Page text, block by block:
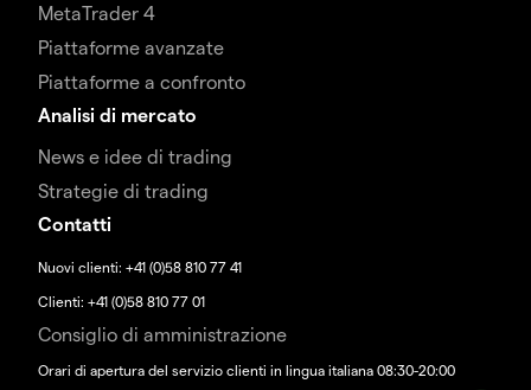
MetaTrader 4
Piattaforme avanzate
Piattaforme a confronto
Analisi di mercato
News e idee di trading
Strategie di trading
Contatti
Nuovi clienti: +41 (0)58 810 77 41
Clienti: +41 (0)58 810 77 01
Consiglio di amministrazione
Orari di apertura del servizio clienti in lingua italiana 08:30-20:00